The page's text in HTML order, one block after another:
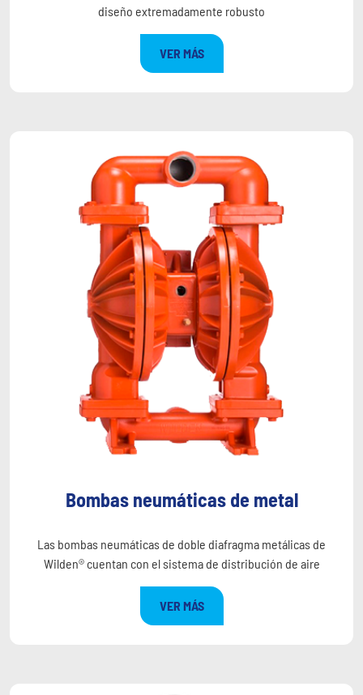
diseño extremadamente robusto
VER MÁS
Bombas neumáticas de metal
Las bombas neumáticas de doble diafragma metálicas de
Wilden® cuentan con el sistema de distribución de aire
VER MÁS